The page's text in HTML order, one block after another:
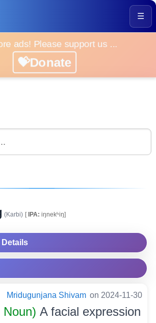
☰
ads! Please support us ...
💝Donate
(Karbi) [IPA: iŋnekʰiŋ]
Mridugunjana Shivam on 2024-11-30
A facial expression